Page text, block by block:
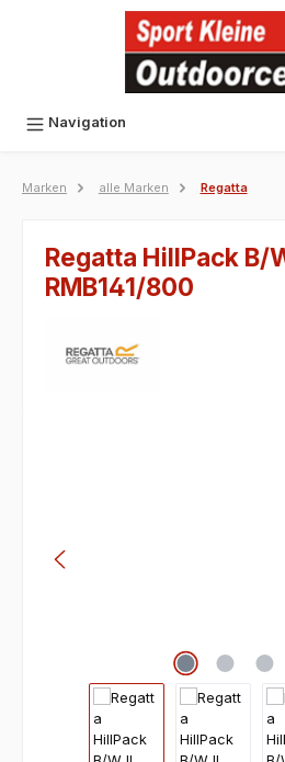
Navigation
Marken alle Marken Regatta
Regatta HillPack B/
RMB141/800